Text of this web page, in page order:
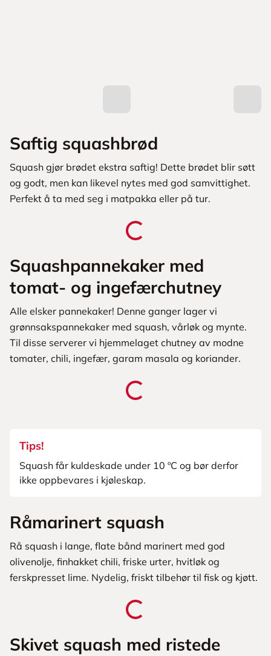
Saftig squashbrød
Squash gjør brødet ekstra saftig! Dette brødet blir søtt
og godt, men kan likevel nytes med god samvittighet.
Perfekt å ta med seg i matpakka eller på tur.
Squashpannekaker med
tomat- og ingefærchutney
Alle elsker pannekaker! Denne ganger lager vi
grønnsakspannekaker med squash, vårløk og mynte.
Til disse serverer vi hjemmelaget chutney av modne
tomater, chili, ingefær, garam masala og koriander.
Tips!
Squash får kuldeskade under 10 ºC og bør derfor
ikke oppbevares i kjøleskap.
Råmarinert squash
Rå squash i lange, flate bånd marinert med god
olivenolje, finhakket chili, friske urter, hvitløk og
ferskpresset lime. Nydelig, friskt tilbehør til fisk og kjøtt.
Skivet squash med ristede